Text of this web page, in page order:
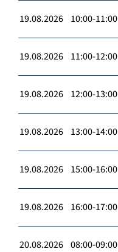
19.08.2026 10:00-11:00
19.08.2026 11:00-12:00
19.08.2026 12:00-13:00
19.08.2026 13:00-14:00
19.08.2026 15:00-16:00
19.08.2026 16:00-17:00
20.08.2026 08:00-09:00